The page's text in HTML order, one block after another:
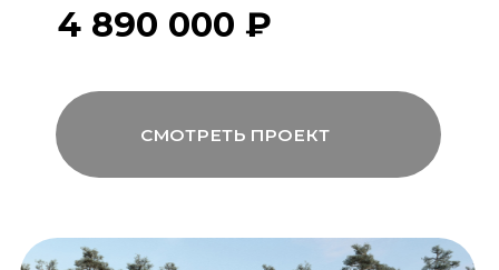
модульный банный комплекс